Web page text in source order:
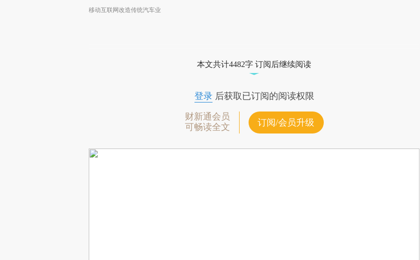
移动互联网改造传统汽车业
本文共计4482字 订阅后继续阅读
登录后获取已订阅的阅读权限
财新通会员
可畅读全文
订阅/会员升级